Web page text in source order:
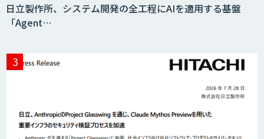
Acompany セキュアチャット
日立製作所、システム開発の全工程にAIを適用する基盤
「Agent…